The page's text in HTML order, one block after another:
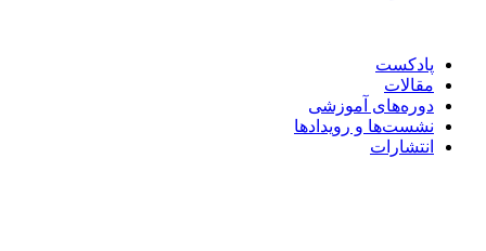
پادکست
مقالات
دوره‌های آموزشی
نشست‌ها و رویدادها
انتشارات